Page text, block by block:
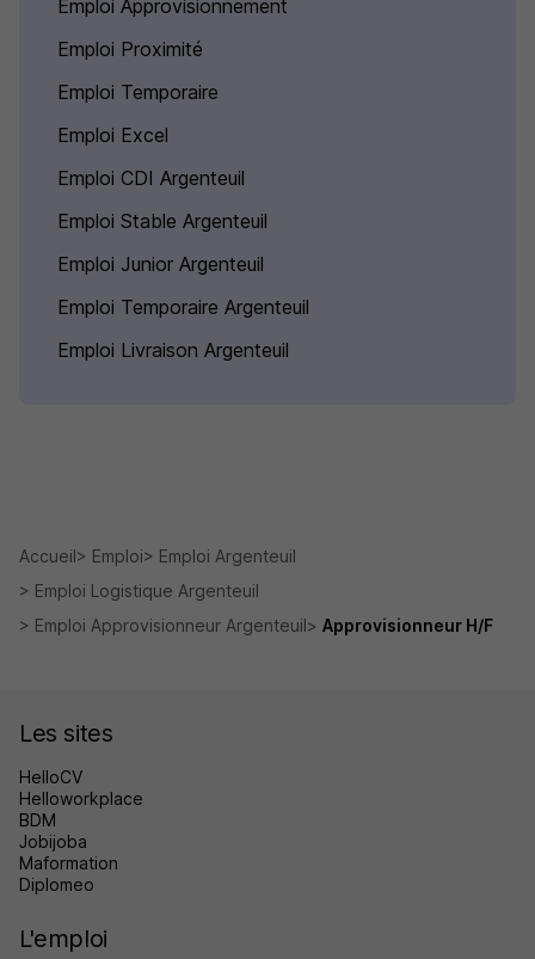
Emploi Approvisionnement
Emploi Proximité
Emploi Temporaire
Emploi Excel
Emploi CDI Argenteuil
Emploi Stable Argenteuil
Emploi Junior Argenteuil
Emploi Temporaire Argenteuil
Emploi Livraison Argenteuil
Accueil Emploi
Emploi Argenteuil
Emploi Logistique Argenteuil
Emploi Approvisionneur Argenteuil
Approvisionneur H/F
Les sites
HelloCV
Helloworkplace
BDM
Jobijoba
Maformation
Diplomeo
L'emploi